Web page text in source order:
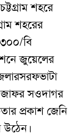
শহরে
শহরের
বি
জুয়েলের
সরফভাটা
জাফর সওদাগর
প্রকাশ জেনি
উঠেন।